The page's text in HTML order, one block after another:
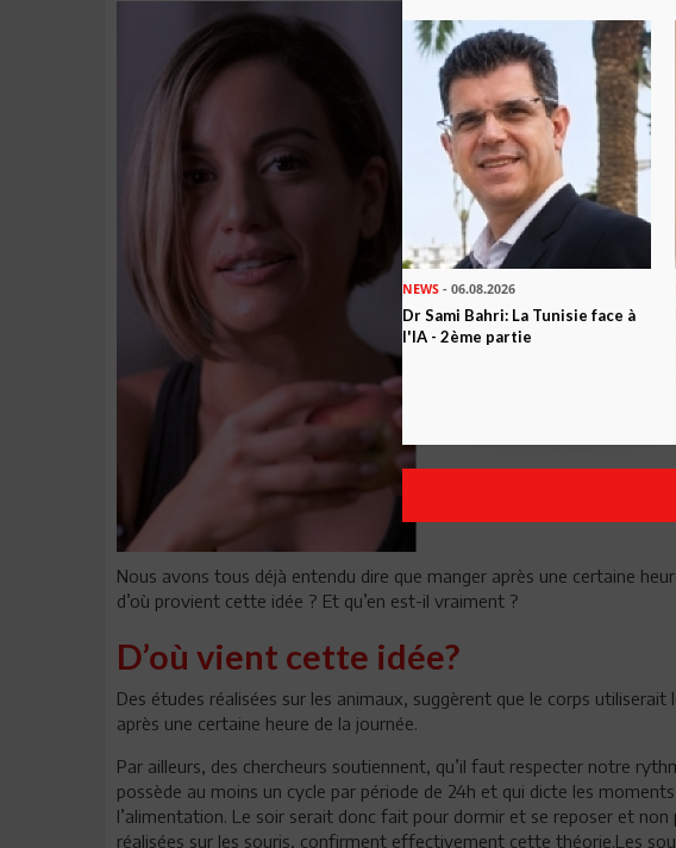
Nous avons tous déjà entendu dire que manger après une certaine
d’où provient cette idée ? Et qu’en est-il vraiment ?
D’où vient cette idée?
Des études réalisées sur les animaux, suggèrent que le corps
après une certaine heure de la journée.
Par ailleurs, des chercheurs soutiennent, qu’il faut respecter notre
possède au moins un cycle par période de 24h et qui dicte les
l’alimentation. Le soir serait donc fait pour dormir et se reposer et non
réalisées sur les souris, confirment effectivement cette théorie.Les
NEWS - 06.08.2026
Dr Sami Bahri: La Tunisie face à
l'IA - 2ème partie